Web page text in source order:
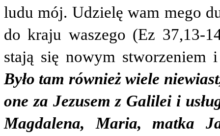
ludu mój. Udzielę wam mego
do kraju waszego (Ez 37,13-
stają się nowym
Było tam również wiele
one za Jezusem z Galilei i
Magdalena, Maria, matka